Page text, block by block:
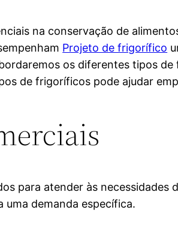
na conservação de
Projeto de frigorífico
os diferentes tipos
de frigoríficos pode ajudar
para atender às
uma demanda específica.